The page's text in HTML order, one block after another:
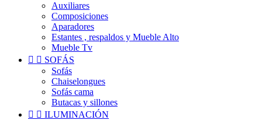
Auxiliares
Composiciones
Aparadores
Estantes , respaldos y Mueble Alto
Mueble Tv
  SOFÁS
Sofás
Chaiselongues
Sofás cama
Butacas y sillones
  ILUMINACIÓN